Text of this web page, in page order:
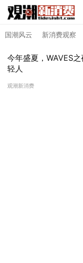
国潮风云 新消费观察
今年盛夏，WAVES
轻人
观潮新消费